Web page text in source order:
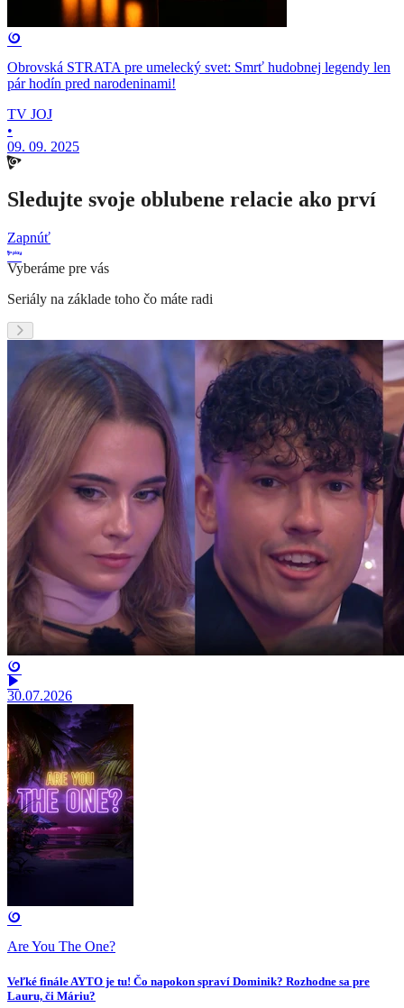
Obrovská STRATA pre umelecký svet: Smrť hudobnej legendy len
pár hodín pred narodeninami!
TV JOJ
•
09. 09. 2025
Sledujte svoje oblubene relacie ako prví
Zapnúť
Vyberáme pre vás
Seriály na základe toho čo máte radi
30.07.2026
Are You The One?
Veľké finále AYTO je tu! Čo napokon spraví Dominik? Rozhodne sa pre
Lauru, či Máriu?